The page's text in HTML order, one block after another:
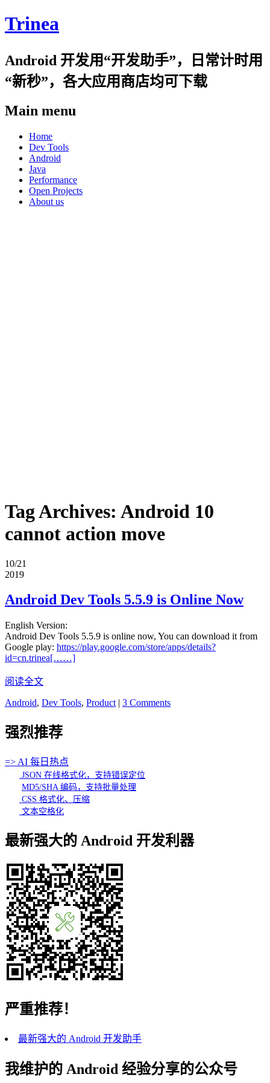
Trinea
Android 开发用“开发助手”，日常计时用
“新秒”，各大应用商店均可下载
Main menu
Skip
content
Home
Dev Tools
Android
Java
Performance
Open Projects
About us
Tag Archives: Android 10
cannot action move
10/21
2019
Android Dev Tools 5.5.9 is Online Now
English Version:
Android Dev Tools 5.5.9 is online now, You can download it from
Google play: https://play.google.com/store/apps/details?
id=cn.trinea[……]
阅读全文
Android, Dev Tools, Product | 3 Comments
强烈推荐
=> AI 每日热点
JSON 在线格式化，支持错误定位
MD5/SHA 编码，支持批量处理
CSS 格式化、压缩
文本空格化
最新强大的 Android 开发利器
严重推荐！
最新强大的 Android 开发助手
我维护的 Android 经验分享的公众号